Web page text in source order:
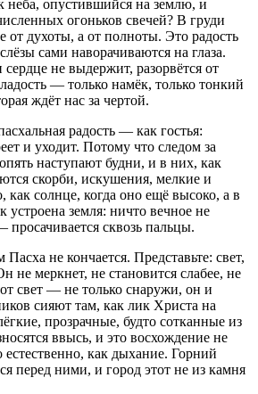
неба, опустившийся на землю, и
огоньков свечей? В груди
от духоты, а от полноты. Это радость
сами наворачиваются на глаза.
не выдержит, разорвётся от
— только намёк, только тонкий
ждёт нас за чертой.
радость — как гостья:
и уходит. Потому что следом за
наступают будни, и в них, как
скорби, искушения, мелкие и
солнце, когда оно ещё высоко, а в
устроена земля: ничто вечное не
сквозь пальцы.
не кончается. Представьте: свет,
не меркнет, не становится слабее, не
свет — не только снаружи, он и
сияют там, как лик Христа на
прозрачные, будто сотканные из
ввысь, и это восхождение не
как дыхание. Горний
перед ними, и город этот не из камня